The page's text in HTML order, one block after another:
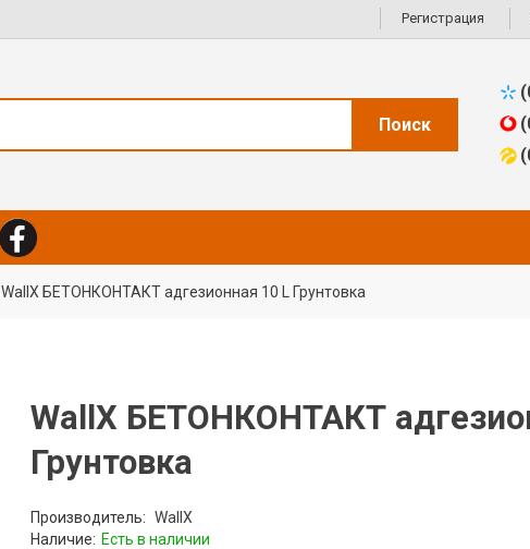
Регистрация
Поиск
WallX БЕТОНКОНТАКТ адгезионная 10 L Грунтовка
WallX БЕТОНКОНТАКТ
Грунтовка
Производитель: WallX
Наличие: Есть в наличии